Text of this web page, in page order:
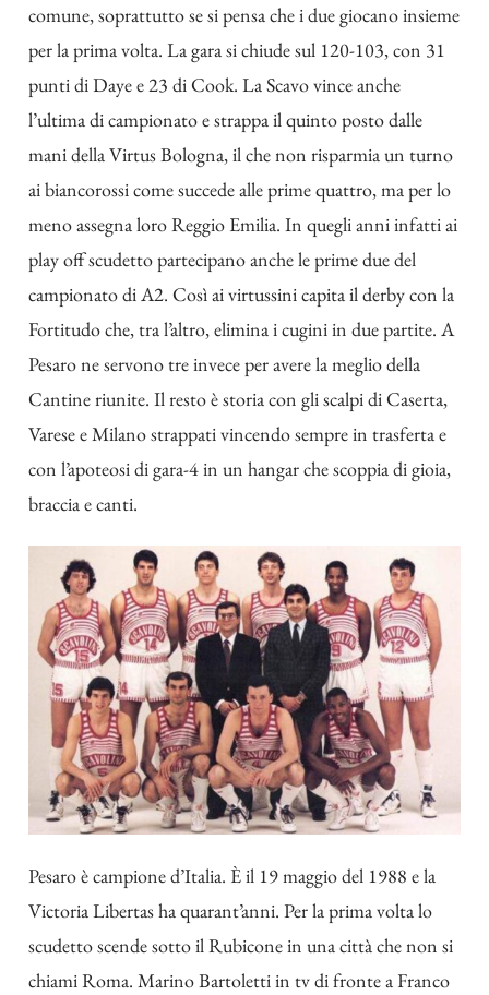
comune, soprattutto se si pensa che i due giocano insieme
per la prima volta. La gara si chiude sul 120-103, con 31
punti di Daye e 23 di Cook. La Scavo vince anche
l’ultima di campionato e strappa il quinto posto dalle
mani della Virtus Bologna, il che non risparmia un turno
ai biancorossi come succede alle prime quattro, ma per lo
meno assegna loro Reggio Emilia. In quegli anni infatti ai
play off scudetto partecipano anche le prime due del
campionato di A2. Così ai virtussini capita il derby con la
Fortitudo che, tra l’altro, elimina i cugini in due partite. A
Pesaro ne servono tre invece per avere la meglio della
Cantine riunite. Il resto è storia con gli scalpi di Caserta,
Varese e Milano strappati vincendo sempre in trasferta e
con l’apoteosi di gara-4 in un hangar che scoppia di gioia,
braccia e canti.
Pesaro ècampione d’Italia. È il 19 maggio del 1988 e la
Victoria Libertas ha quarant’anni. Per la prima volta lo
scudetto scende sotto il Rubicone in una città che non si
chiami Roma. Marino Bartoletti in tv di fronte a Franco